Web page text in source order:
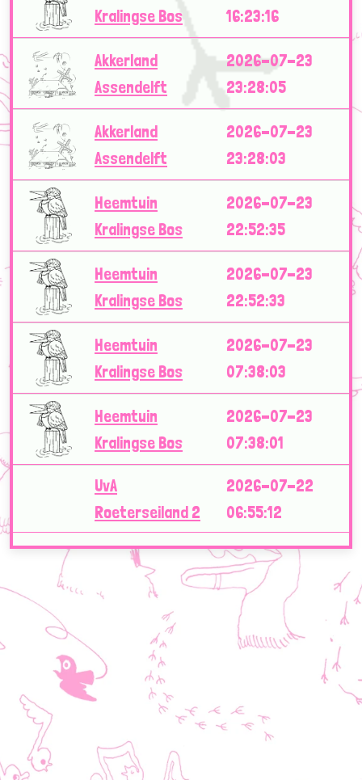
Kralingse Bos
16:23:16
Akkerland
Assendelft
2026-07-23
23:28:05
Akkerland
Assendelft
2026-07-23
23:28:03
Heemtuin
Kralingse Bos
2026-07-23
22:52:35
Heemtuin
Kralingse Bos
2026-07-23
22:52:33
Heemtuin
Kralingse Bos
2026-07-23
07:38:03
Heemtuin
Kralingse Bos
2026-07-23
07:38:01
UvA
Roeterseiland 2
2026-07-22
06:55:12